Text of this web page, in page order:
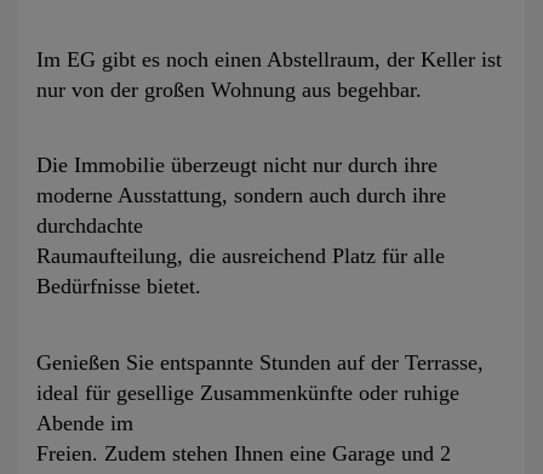
Im EG gibt es noch einen Abstellraum, der Keller ist
nur von der großen Wohnung aus begehbar.
Die Immobilie überzeugt nicht nur durch ihre
moderne Ausstattung, sondern auch durch ihre
durchdachte
Raumaufteilung, die ausreichend Platz für alle
Bedürfnisse bietet.
Genießen Sie entspannte Stunden auf der Terrasse,
ideal für gesellige Zusammenkünfte oder ruhige
Abende im
Freien. Zudem stehen Ihnen eine Garage und 2